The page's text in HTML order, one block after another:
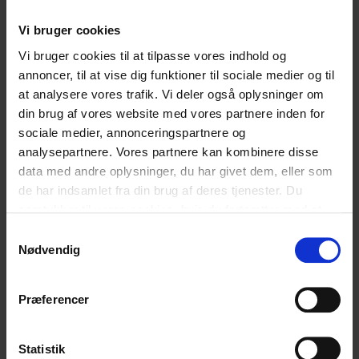
Vi bruger cookies
Vi bruger cookies til at tilpasse vores indhold og
annoncer, til at vise dig funktioner til sociale medier og til
at analysere vores trafik. Vi deler også oplysninger om
din brug af vores website med vores partnere inden for
sociale medier, annonceringspartnere og
analysepartnere. Vores partnere kan kombinere disse
data med andre oplysninger, du har givet dem, eller som
de har indsamlet fra din brug af deres tjenester. Du
Nødvendig
Præferencer
Statistik
Skal vi dele vores viden til din debat på
Folkemødet 2026?
Nyheder
Nyheder Demokratisk dannelse
Demokratisk dannelse
Presse 26.03.2026
Hvad er et godt første computerspil til mit
26.03.2026